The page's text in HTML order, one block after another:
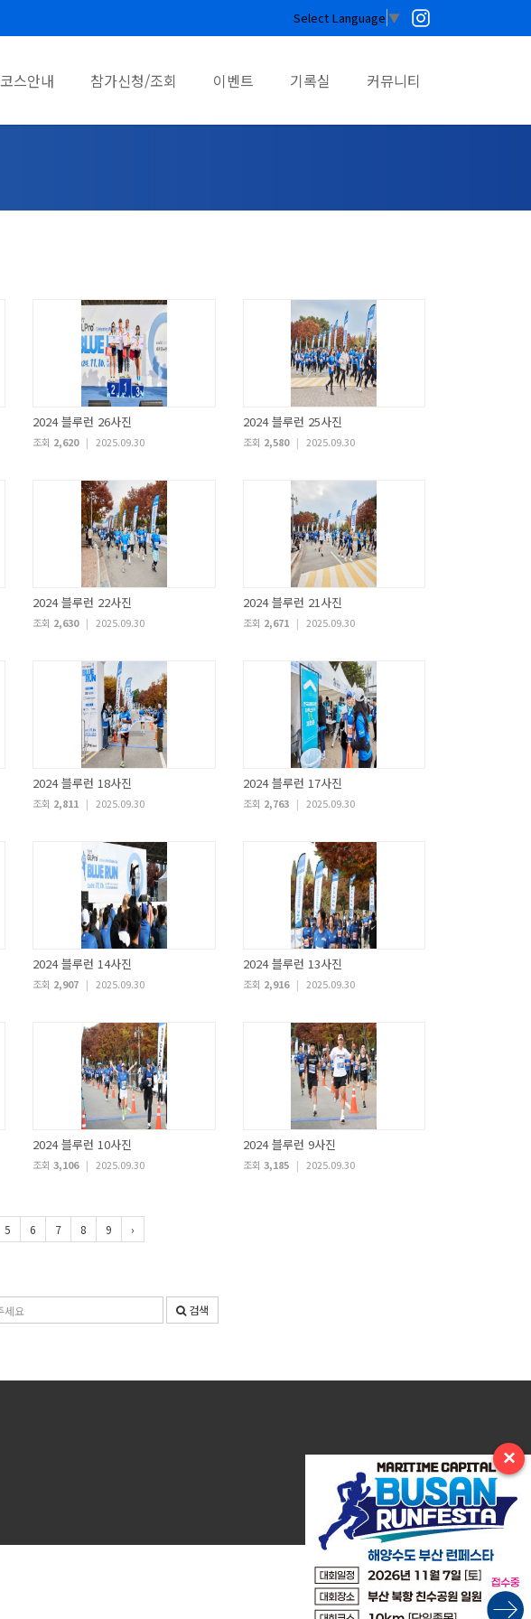
Select Language ▼
코스안내 참가신청/조회 이벤트 기록실 커뮤니티
2024 블루런 26사진
조회 2,620 | 2025.09.30
2024 블루런 25사진
조회 2,580 | 2025.09.30
2024 블루런 22사진
조회 2,630 | 2025.09.30
2024 블루런 21사진
조회 2,671 | 2025.09.30
2024 블루런 18사진
조회 2,811 | 2025.09.30
2024 블루런 17사진
조회 2,763 | 2025.09.30
2024 블루런 14사진
조회 2,907 | 2025.09.30
2024 블루런 13사진
조회 2,916 | 2025.09.30
2024 블루런 10사진
조회 3,106 | 2025.09.30
2024 블루런 9사진
조회 3,185 | 2025.09.30
5 6 7 8 9 ›
검색
×